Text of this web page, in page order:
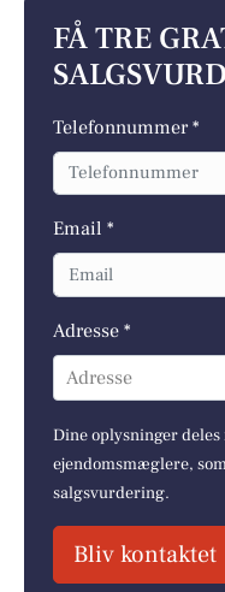
FÅ TRE
Telefonnummer *
Email *
Adresse *
Adresse
Dine oplysninger
ejendomsmæglere,
salgsvurdering.
Bliv kontaktet